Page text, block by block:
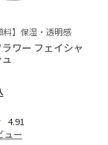
料】保湿・透明感
ワー フェイシャ
4.91
ュー